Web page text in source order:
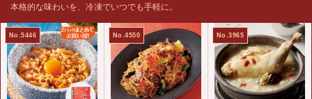
本格的な味わいを、冷凍でいつでも手軽に。
No.5446 No.4550 No.3965